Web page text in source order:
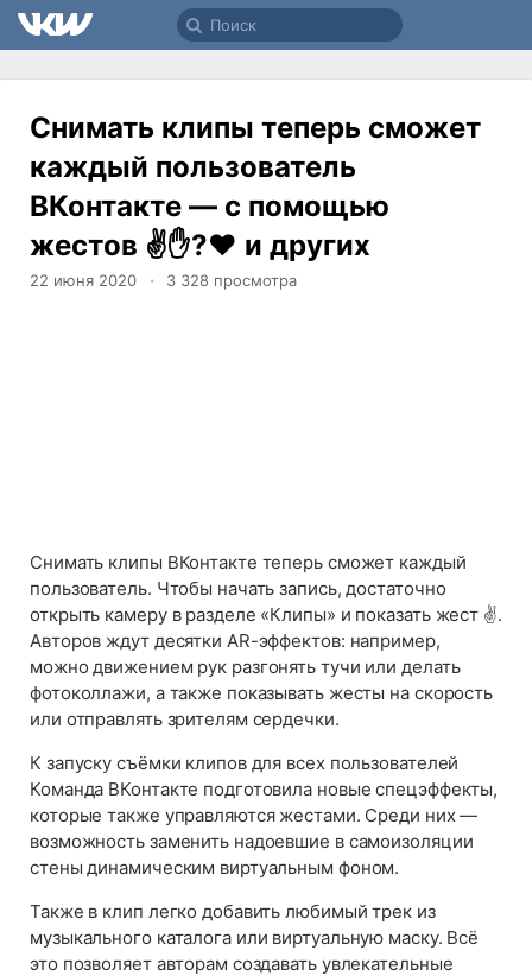
Снимать клипы теперь сможет
каждый пользователь
ВКонтакте — с помощью
жестов ✌️✋?❤️ и других
22 июня 2020 3 328 просмотра
Снимать клипы ВКонтакте теперь сможет каждый
пользователь. Чтобы начать запись, достаточно
открыть камеру в разделе «Клипы» и показать жест ✌️.
Авторов ждут десятки AR-эффектов: например,
можно движением рук разгонять тучи или делать
фотоколлажи, а также показывать жесты на скорость
или отправлять зрителям сердечки.
К запуску съёмки клипов для всех пользователей
Команда ВКонтакте подготовила новые спецэффекты,
которые также управляются жестами. Среди них —
возможность заменить надоевшие в самоизоляции
стены динамическим виртуальным фоном.
Также в клип легко добавить любимый трек из
музыкального каталога или виртуальную маску. Всё
это позволяет авторам создавать увлекательные